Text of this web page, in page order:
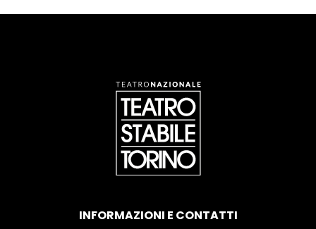
INFORMAZIONI E CONTATTI